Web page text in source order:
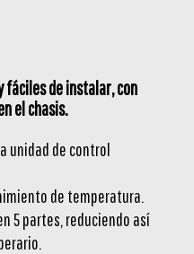
fáciles de instalar, con
el chasis.
unidad de control
de temperatura.
5 partes, reduciendo así